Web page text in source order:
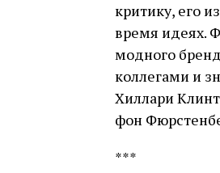
критику, его
время идеях.
модного
коллегами и
Хиллари
фон
***